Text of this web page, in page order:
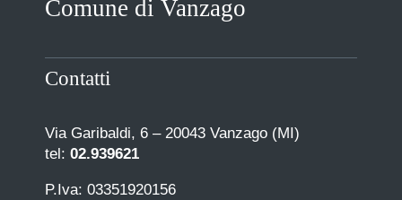
COMUNICAZIONE
Comune di Vanzago
Contatti
Via Garibaldi, 6 – 20043 Vanzago (MI)
tel: 02.939621
P.Iva: 03351920156